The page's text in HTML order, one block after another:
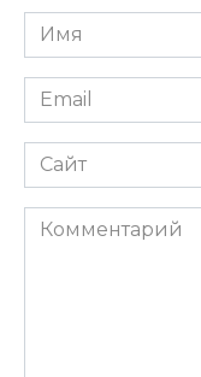
Имя
*
Email
*
Сайт
Комментарий